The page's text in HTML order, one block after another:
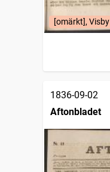
[omärkt], Visby
1836-09-02
Aftonbladet